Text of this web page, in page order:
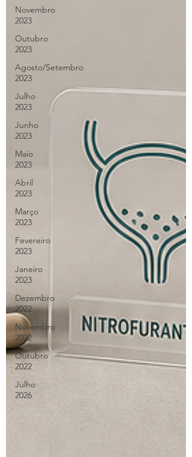
Novembro
2023
Outubro
2023
Agosto/Setembro
2023
Julho
2023
Junho
2023
Maio
2023
Abril
2023
Março
2023
Fevereiro
2023
Janeiro
2023
Dezembro
2022
Novembro
2022
Outubro
2022
Julho
2026